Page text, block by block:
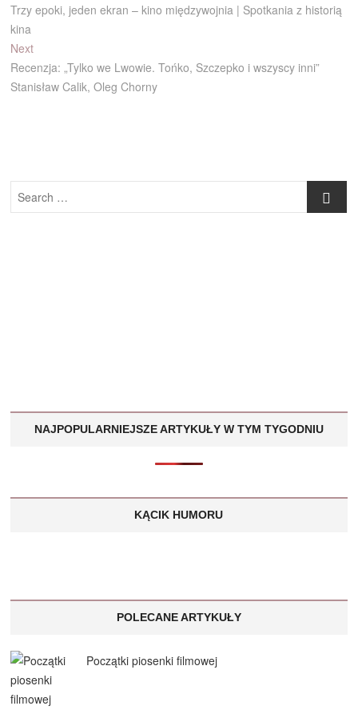
wpisupost:
Trzy epoki, jeden ekran – kino międzywojnia | Spotkania z historią
kina
NextNext
post:
Recenzja: „Tylko we Lwowie. Tońko, Szczepko i wszyscy inni”
Stanisław Calik, Oleg Chorny
Search
…
NAJPOPULARNIEJSZE ARTYKUŁY W TYM TYGODNIU
KĄCIK HUMORU
POLECANE ARTYKUŁY
Początki piosenki filmowej